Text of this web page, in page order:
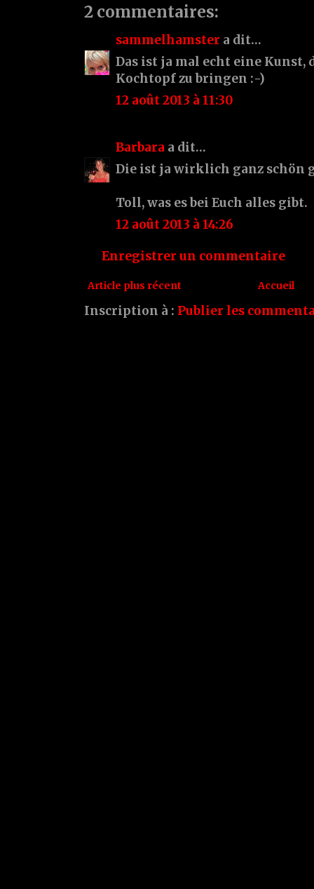
2 commentaires:
sammelhamster a dit…
Das ist ja mal echt eine Kunst,
Kochtopf zu bringen :-)
12 août 2013 à 11:30
Barbara a dit…
Die ist ja wirklich ganz schön
Toll, was es bei Euch alles gibt.
12 août 2013 à 14:26
Enregistrer un commentaire
Article plus récent Accueil
Inscription à : Publier les